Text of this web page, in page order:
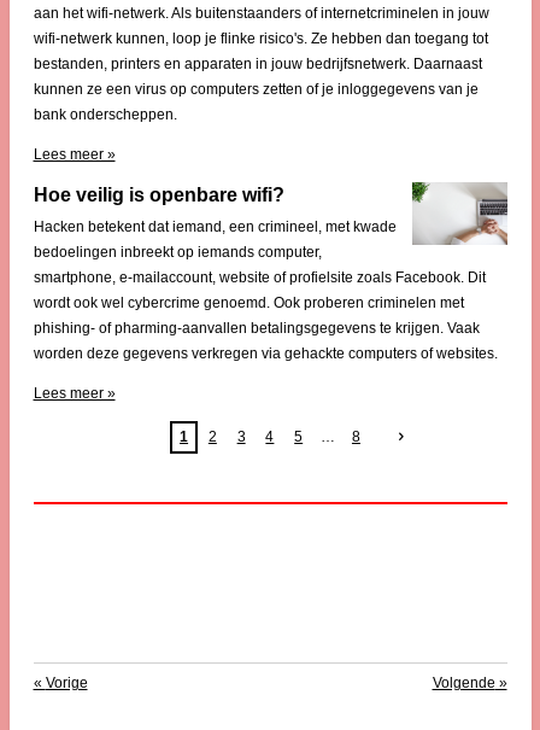
aan het wifi-netwerk. Als buitenstaanders of internetcriminelen in jouw
wifi-netwerk kunnen, loop je flinke risico's. Ze hebben dan toegang tot
bestanden, printers en apparaten in jouw bedrijfsnetwerk. Daarnaast
kunnen ze een virus op computers zetten of je inloggegevens van je
bank onderscheppen.
Lees meer »
Hoe veilig is openbare wifi?
Hacken betekent dat iemand, een crimineel, met kwade
bedoelingen inbreekt op iemands computer,
smartphone, e-mailaccount, website of profielsite zoals Facebook. Dit
wordt ook wel cybercrime genoemd. Ook proberen criminelen met
phishing- of pharming-aanvallen betalingsgegevens te krijgen. Vaak
worden deze gegevens verkregen via gehackte computers of websites.
Lees meer »
1 2 3 4 5 8
« Vorige Volgende »